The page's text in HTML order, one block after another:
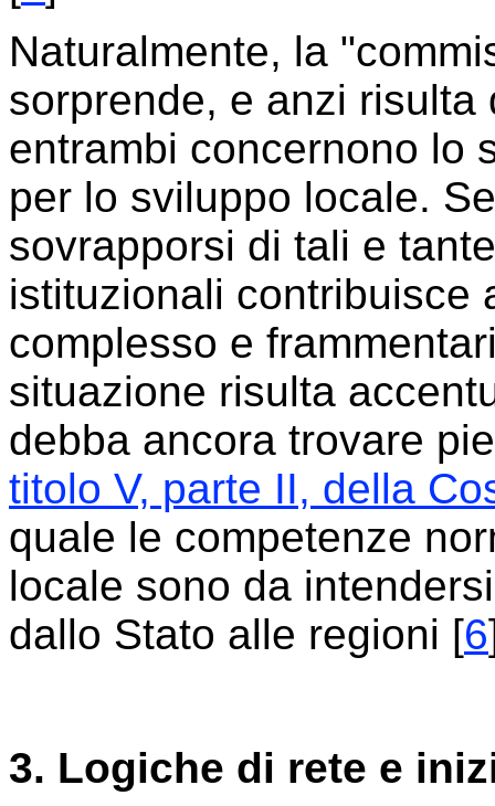
Naturalmente, la
sorprende, e anzi
entrambi concernono lo
per lo sviluppo locale.
sovrapporsi di tali e
istituzionali contribuisce
complesso e
situazione risulta
debba ancora trovare
titolo V, parte II, della
quale le competenze
locale sono da
dallo Stato alle regioni [6
3. Logiche di rete e